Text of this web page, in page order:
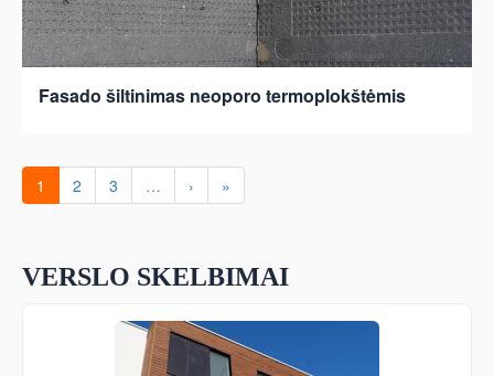
Fasado šiltinimas neoporo termoplokštėmis
1 2 3 … › »
VERSLO SKELBIMAI